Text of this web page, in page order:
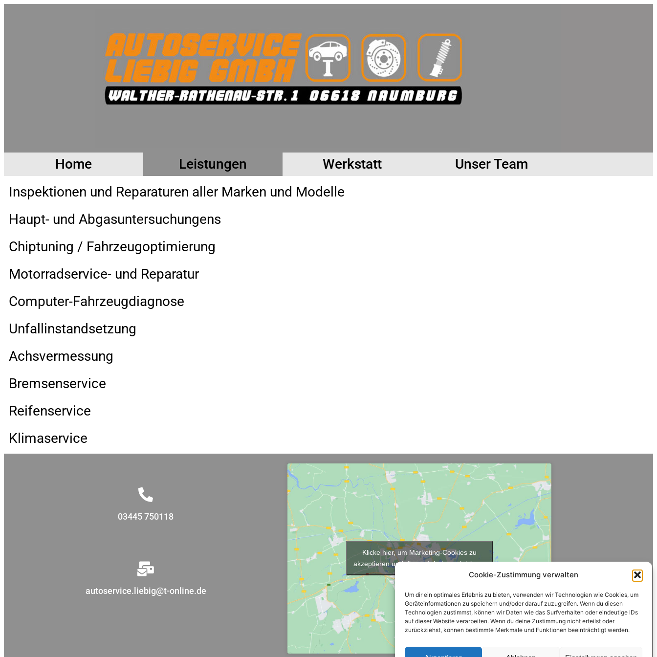
Cookie-Zustimmung verwalten
Um dir ein optimales Erlebnis zu bieten, verwenden wir Technologien wie Cookies, um
Geräteinformationen zu speichern und/oder darauf zuzugreifen. Wenn du diesen
Technologien zustimmst, können wir Daten wie das Surfverhalten oder eindeutige IDs
auf dieser Website verarbeiten. Wenn du deine Zustimmung nicht erteilst oder
zurückziehst, können bestimmte Merkmale und Funktionen beeinträchtigt werden.
Home Leistungen Werkstatt
Unser Team
Inspektionen und Reparaturen aller Marken und Modelle
Haupt- und Abgasuntersuchungens
Chiptuning / Fahrzeugoptimierung
Motorradservice- und Reparatur
Computer-Fahrzeugdiagnose
Unfallinstandsetzung
Achsvermessung
Bremsenservice
Reifenservice
Klimaservice
03445 750118
autoservice.liebig@t-online.de
Klicke hier, um Marketing-Cookies zu
akzeptieren und diesen Inhalt zu aktivieren